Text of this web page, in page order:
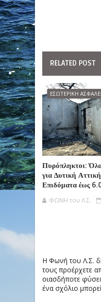
RELATED POST
ΕΣΩΤΕΡΙΚΗ
Πυρόπληκτοι:
για Δυτική
Επιδόματα έως
ΦΩΝΗ του Λ.Σ.
Η Φωνή του Λ.Σ.
τους προέρχετε
οιασδήποτε
ένα σχόλιο